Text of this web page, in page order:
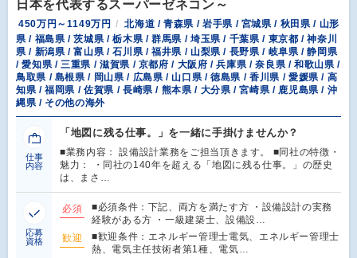
日本を代表するスーパーゼネコン～
450万円～1149万円
北海道 / 青森県 / 岩手県 / 宮城県 / 秋田県 / 山形
県 / 福島県 / 茨城県 / 栃木県 / 群馬県 / 埼玉県 / 千葉県 / 東京都 / 神奈川
県 / 新潟県 / 富山県 / 石川県 / 福井県 / 山梨県 / 長野県 / 岐阜県 / 静岡県
/ 愛知県 / 三重県 / 滋賀県 / 京都府 / 大阪府 / 兵庫県 / 奈良県 / 和歌山県 /
鳥取県 / 島根県 / 岡山県 / 広島県 / 山口県 / 徳島県 / 香川県 / 愛媛県 / 高
知県 / 福岡県 / 佐賀県 / 長崎県 / 熊本県 / 大分県 / 宮崎県 / 鹿児島県 / 沖
縄県 / その他の海外
仕事
内容
「地図に残る仕事。」を一緒に手掛けませんか？
■業務内容： 設備設計業務をご担当頂きます。 ■同社の特徴・
魅力： ・同社の140年を超える「地図に残る仕事。」の歴史
は、まさ…
応募
資格
必須
■必須条件：下記、両方を満たす方 ・設備設計の実務
経験がある方 ・一級建築士、設備設…
歓迎
■歓迎条件：エネルギー管理士電気、エネルギー管理士
熱、電気主任技術者第1種、電気…